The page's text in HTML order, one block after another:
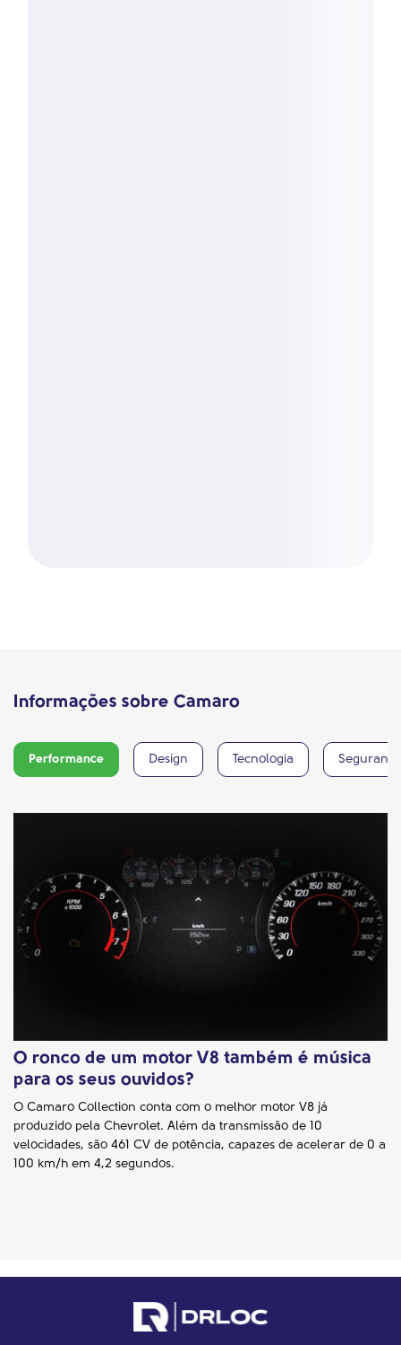
Informações sobre Camaro
Performance Design Tecnologia Segurança
O ronco de um motor V8 também é música
para os seus ouvidos?
O Camaro Collection conta com o melhor motor V8 já
produzido pela Chevrolet. Além da transmissão de 10
velocidades, são 461 CV de potência, capazes de acelerar de 0 a
100 km/h em 4,2 segundos.